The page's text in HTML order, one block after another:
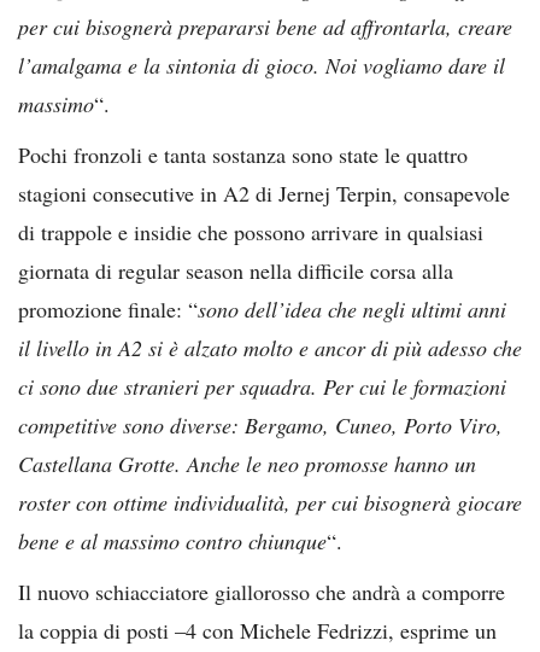
per cui bisognerà prepararsi bene ad affrontarla, creare
l’amalgama e la sintonia di gioco. Noi vogliamo dare il
massimo“.
Pochi fronzoli e tanta sostanza sono state le quattro
stagioni consecutive in A2 di Jernej Terpin, consapevole
di trappole e insidie che possono arrivare in qualsiasi
giornata di regular season nella difficile corsa alla
promozione finale: “sono dell’idea che negli ultimi anni
il livello in A2 si è alzato molto e ancor di più adesso che
ci sono due stranieri per squadra. Per cui le formazioni
competitive sono diverse: Bergamo, Cuneo, Porto Viro,
Castellana Grotte. Anche le neo promosse hanno un
roster con ottime individualità, per cui bisognerà giocare
bene e al massimo contro chiunque“.
Il nuovo schiacciatore giallorosso che andrà a comporre
la coppia di posti –4 con Michele Fedrizzi, esprime un